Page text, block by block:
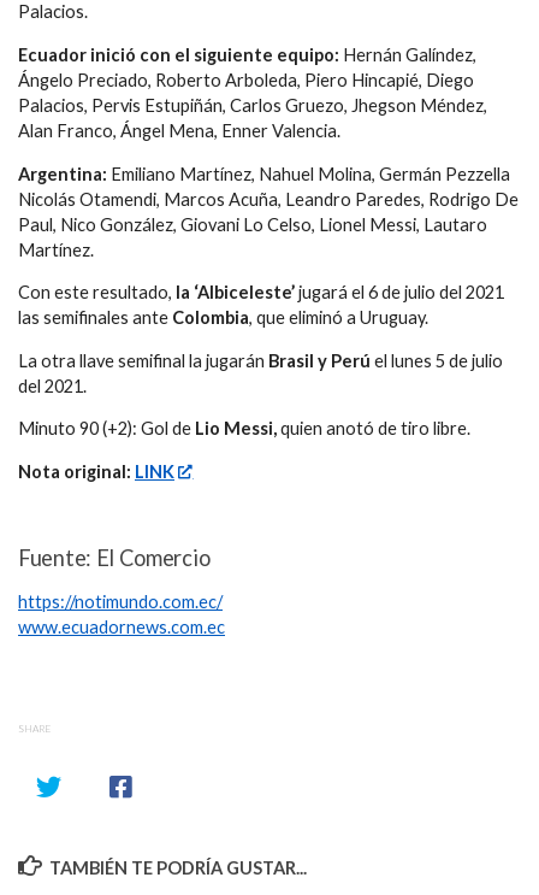
Palacios.
Ecuador inició con el siguiente equipo: Hernán Galíndez,
Ángelo Preciado, Roberto Arboleda, Piero Hincapié, Diego
Palacios, Pervis Estupiñán, Carlos Gruezo, Jhegson Méndez,
Alan Franco, Ángel Mena, Enner Valencia.
Argentina: Emiliano Martínez, Nahuel Molina, Germán Pezzella
Nicolás Otamendi, Marcos Acuña, Leandro Paredes, Rodrigo De
Paul, Nico González, Giovani Lo Celso, Lionel Messi, Lautaro
Martínez.
Con este resultado, la ‘Albiceleste’jugará el 6 de julio del 2021
las semifinales ante Colombia, que eliminó a Uruguay.
La otra llave semifinal la jugarán Brasil y Perú el lunes 5 de julio
del 2021.
Minuto 90 (+2): Gol de Lio Messi,quien anotó de tiro libre.
Nota original: LINK
Fuente: El Comercio
https://notimundo.com.ec/
www.ecuadornews.com.ec
SHARE
TAMBIÉN TE PODRÍA GUSTAR...